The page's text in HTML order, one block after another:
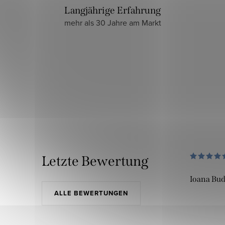
Langjährige Erfahrung
mehr als 30 Jahre am Markt
Letzte Bewertung
ALLE BEWERTUNGEN
Ioana